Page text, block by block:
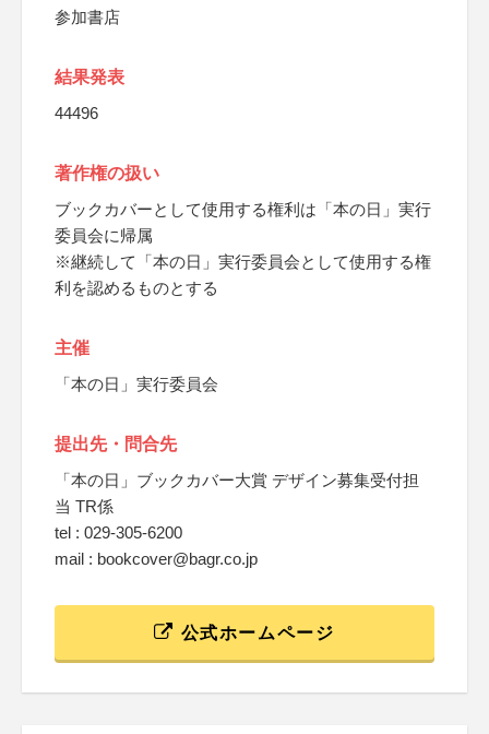
参加書店
結果発表
44496
著作権の扱い
ブックカバーとして使用する権利は「本の日」実行
委員会に帰属
※継続して「本の日」実行委員会として使用する権
利を認めるものとする
主催
「本の日」実行委員会
提出先・問合先
「本の日」ブックカバー大賞 デザイン募集受付担
当 TR係
tel : 029-305-6200
mail : bookcover@bagr.co.jp
公式ホームページ